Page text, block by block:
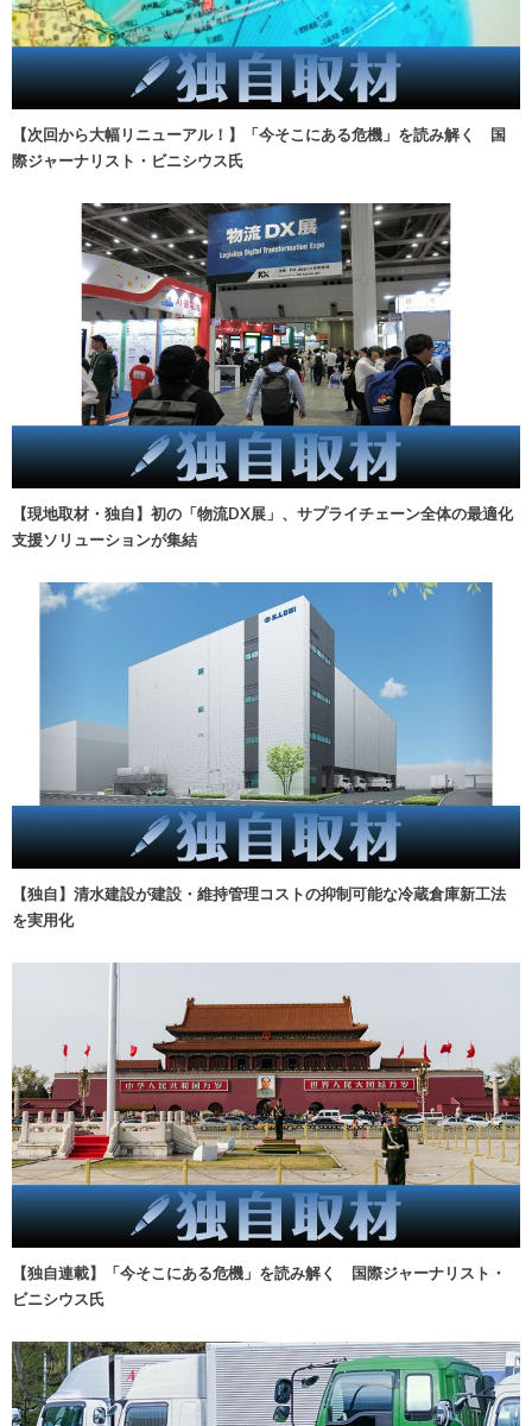
【次回から大幅リニューアル！】「今そこにある危機」を読み解く 国
際ジャーナリスト・ビニシウス氏
【現地取材・独自】初の「物流DX展」、サプライチェーン全体の最適化
支援ソリューションが集結
【独自】清水建設が建設・維持管理コストの抑制可能な冷蔵倉庫新工法
を実用化
【独自連載】「今そこにある危機」を読み解く 国際ジャーナリスト・
ビニシウス氏